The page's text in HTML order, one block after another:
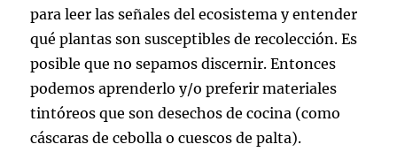
para leer las señales del ecosistema y entender
qué plantas son susceptibles de recolección. Es
posible que no sepamos discernir. Entonces
podemos aprenderlo y/o preferir materiales
tintóreos que son desechos de cocina (como
cáscaras de cebolla o cuescos de palta).